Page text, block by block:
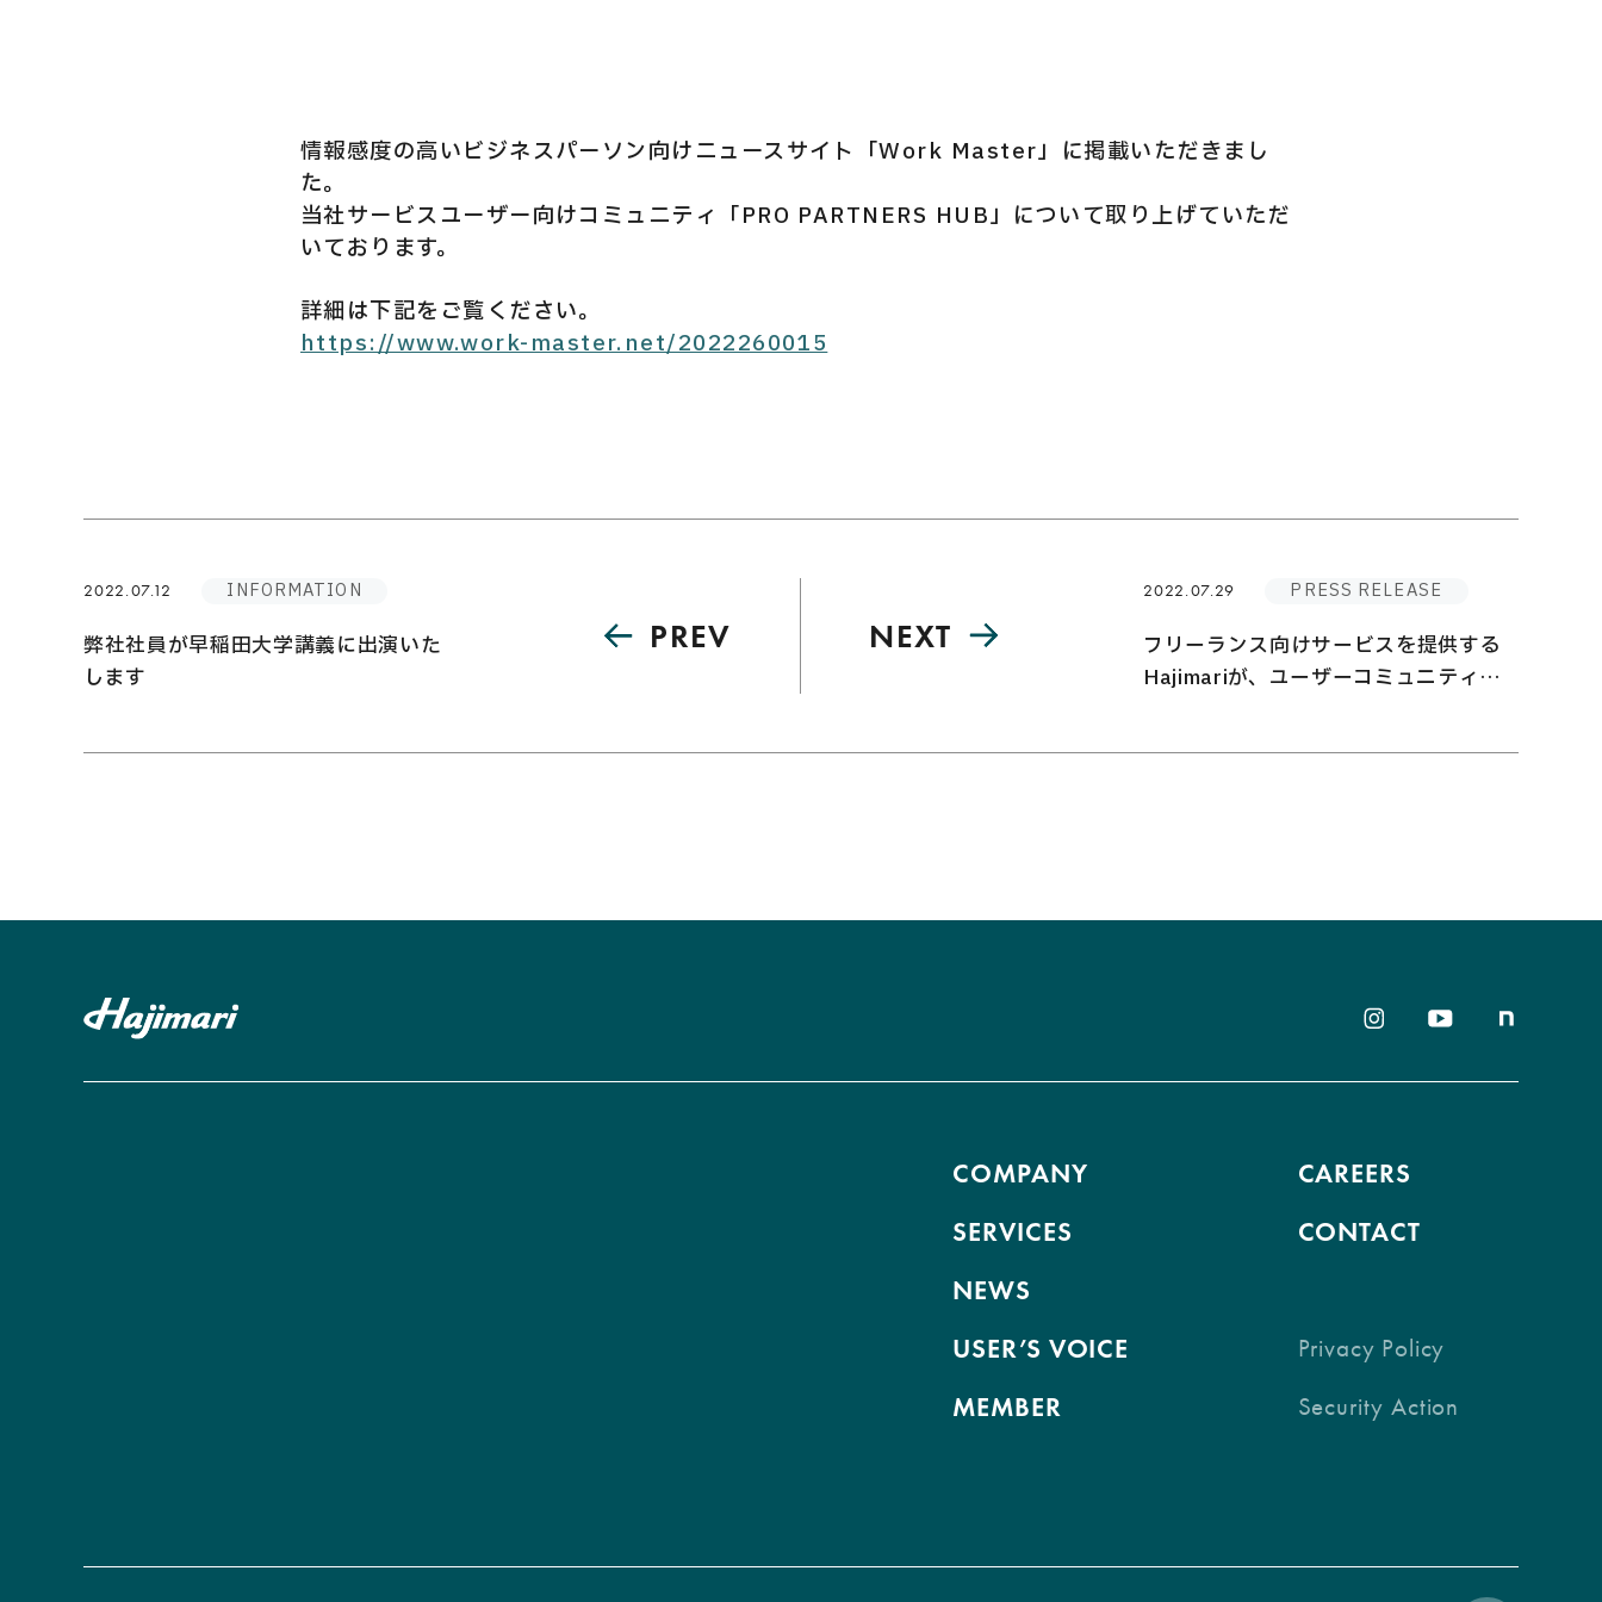
Privacy Policy
Security Action
情報感度の高いビジネスパーソン向けニュースサイト「Work Master」に掲載いただきまし
た。
当社サービスユーザー向けコミュニティ「PRO PARTNERS HUB」について取り上げていただ
いております。
詳細は下記をご覧ください。
https://www.work-master.net/2022260015
2022.07.12 INFORMATION
弊社社員が早稲田大学講義に出演いた
します
PREV
2022.07.29 PRESS RELEASE
フリーランス向けサービスを提供する
Hajimariが、ユーザーコミュニティ
NEXT
COMPANY
SERVICES
NEWS
USER’S VOICE
MEMBER
CAREERS
CONTACT
Privacy Policy
Security Action